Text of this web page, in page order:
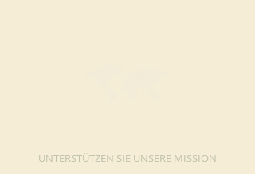
UNTERSTÜTZEN SIE UNSERE MISSION